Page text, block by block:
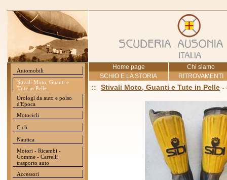
Automobili
Stivali Moto, Guanti e
Tute in Pelle
Orologi da auto e polso
d'Epoca
Motocicli
Cicli
Nautica
Motori - Ricambi -
Gomme - Carrelli
trasporto auto
Accessori
Home page
Chi siamo
SCHIO E LA STORIA
RITROVAMENTI
:: Stivali Moto, Guanti e Tute in Pelle -